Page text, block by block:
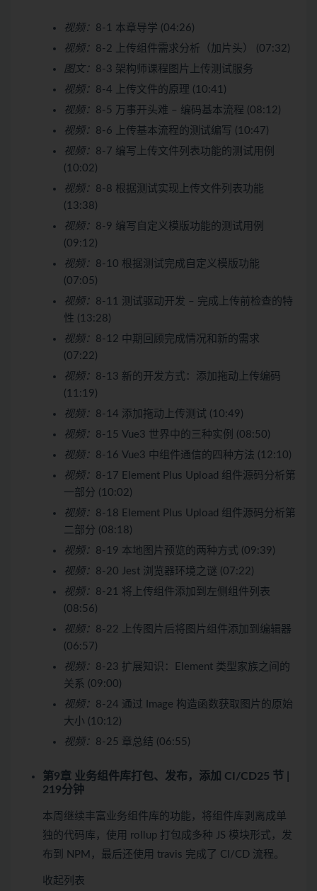
视频： 8-1 本章导学 (04:26)
视频： 8-2 上传组件需求分析（加片头） (07:32)
图文： 8-3 架构师课程图片上传测试服务
视频： 8-4 上传文件的原理 (10:41)
视频： 8-5 万事开头难 – 编码基本流程 (08:12)
视频： 8-6 上传基本流程的测试编写 (10:47)
视频： 8-7 编写上传文件列表功能的测试用例
(10:02)
视频： 8-8 根据测试实现上传文件列表功能
(13:38)
视频： 8-9 编写自定义模版功能的测试用例
(09:12)
视频： 8-10 根据测试完成自定义模版功能
(07:05)
视频： 8-11 测试驱动开发 – 完成上传前检查的特
性 (13:28)
视频： 8-12 中期回顾完成情况和新的需求
(07:22)
视频： 8-13 新的开发方式：添加拖动上传编码
(11:19)
视频： 8-14 添加拖动上传测试 (10:49)
视频： 8-15 Vue3 世界中的三种实例 (08:50)
视频： 8-16 Vue3 中组件通信的四种方法 (12:10)
视频： 8-17 Element Plus Upload 组件源码分析第
一部分 (10:02)
视频： 8-18 Element Plus Upload 组件源码分析第
二部分 (08:18)
视频： 8-19 本地图片预览的两种方式 (09:39)
视频： 8-20 Jest 浏览器环境之谜 (07:22)
视频： 8-21 将上传组件添加到左侧组件列表
(08:56)
视频： 8-22 上传图片后将图片组件添加到编辑器
(06:57)
视频： 8-23 扩展知识：Element 类型家族之间的
关系 (09:00)
视频： 8-24 通过 Image 构造函数获取图片的原始
大小 (10:12)
视频： 8-25 章总结 (06:55)
第9章 业务组件库打包、发布，添加 CI/CD25 节 |
219分钟
本周继续丰富业务组件库的功能，将组件库剥离成单
独的代码库，使用 rollup 打包成多种 JS 模块形式，发
布到 NPM，最后还使用 travis 完成了 CI/CD 流程。
收起列表